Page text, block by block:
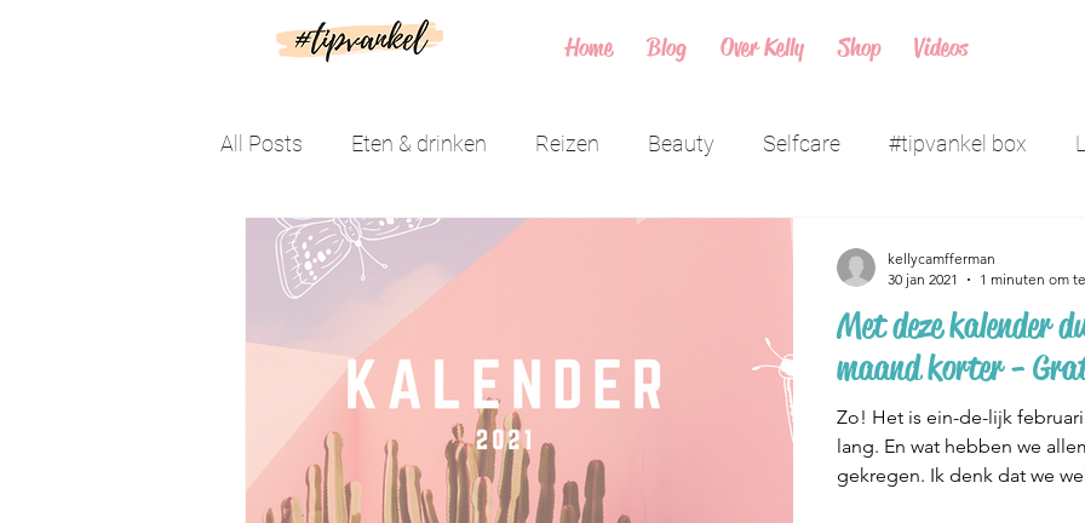
Home Blog Over Kelly Shop Videos
All Posts Eten & drinken Reizen Beauty Selfcare #tipvankel box
Leuke dingen doen Droomplekken
Met deze kalender
maand korter -
Zo! Het is ein-de-lijk
lang. En wat hebben we
gekregen. Ik denk dat we
kellycamfferman
30 jan 2021
1 minuten om